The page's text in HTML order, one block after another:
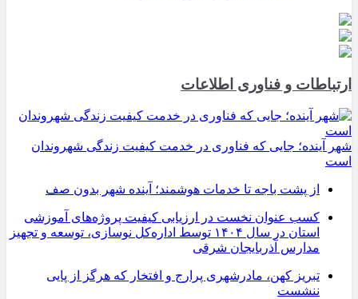
ارتباطات و فناوری اطلاعات
شهر آینده؛ جایی که فناوری در خدمت کیفیت زندگی شهروندان
است
از پشت باجه تا خدمات هوشمند؛ آینده شهر بدون صف
کسب عنوان نخست در ارزیابی کیفیت پروژه‌های آموزشی
استان در سال ۱۴۰۴ توسط اداره‌کل نوسازی، توسعه و تجهیز
مدارس آذربایجان شرقی
تبریز کهن، مادرشهری پرارج و افتخار که هرگز از پایی
ننشست